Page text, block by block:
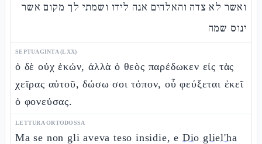
ואשר לא צדה והאלהים אנה לידו ושמתי לך מקום אשר
ינוס שמה
SEPTUAGINTA (LXX)
ὁ δὲ οὐχ ἑκών, ἀλλὰ ὁ θεὸς παρέδωκεν εἰς τὰς
χεῖρας αὐτοῦ, δώσω σοι τόπον, οὗ φεύξεται ἐκεῖ
ὁ φονεύσας.
LETTURA ORTODOSSA
Ma se non gli aveva teso insidie, e Dio gliel'ha